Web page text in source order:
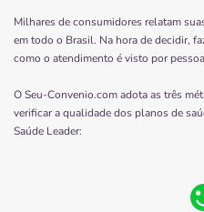
Milhares de consumidores relatam
em todo o Brasil. Na hora de decidir,
como o atendimento é visto por
O Seu-Convenio.com adota as três
verificar a qualidade dos planos de
Saúde Leader: